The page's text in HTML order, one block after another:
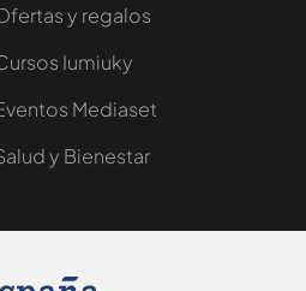
y regalos
Iumiuky
Mediaset
y Bienestar